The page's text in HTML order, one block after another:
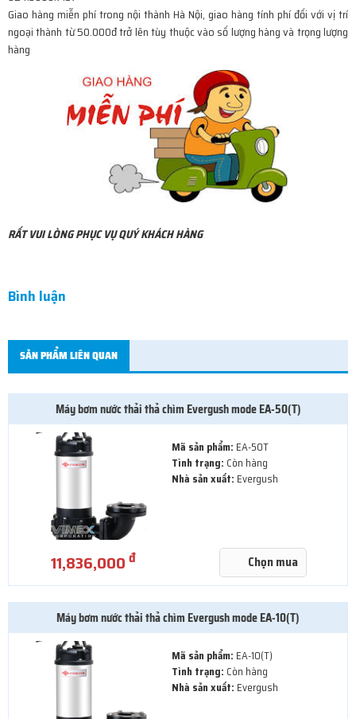
Giao hàng miễn phí trong nội thành Hà Nội, giao hàng tính phí đối với vị trí
ngoại thành từ 50.000đ trở lên tùy thuộc vào số lượng hàng và trọng lượng
hàng
RẤT VUI LÒNG PHỤC VỤ QUÝ KHÁCH HÀNG
Bình luận
SẢN PHẨM LIÊN QUAN
Máy bơm nước thải thả chìm Evergush mode EA-50(T)
Mã sản phẩm: EA-50T
Tình trạng: Còn hàng
Nhà sản xuất: Evergush
11,836,000đ Chọn mua
Máy bơm nước thải thả chìm Evergush mode EA-10(T)
Mã sản phẩm: EA-10(T)
Tình trạng: Còn hàng
Nhà sản xuất: Evergush